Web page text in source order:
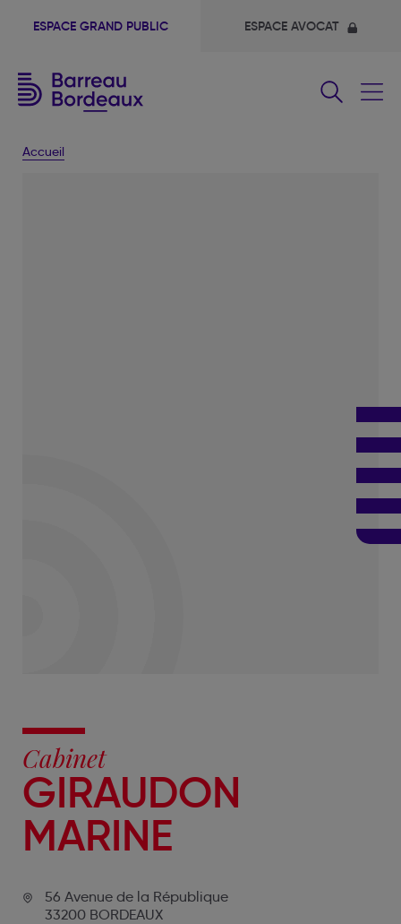
ESPACE GRAND PUBLIC ESPACE AVOCAT
Accueil
Cabinet
GIRAUDON
MARINE
56 Avenue de la République
33200 BORDEAUX